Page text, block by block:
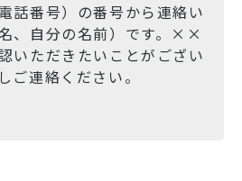
番号）の番号から連絡い
、自分の名前）です。××
いただきたいことがござい
ご連絡ください。